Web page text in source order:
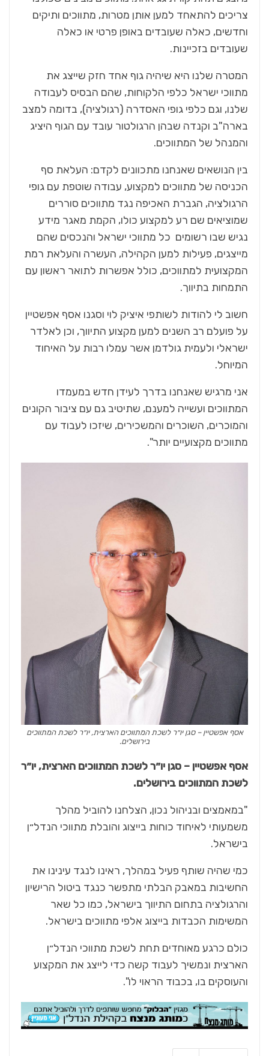
צריכים להתאחד למען אותן מטרות, מתווכים ותיקים
וחדשים, כאלה שעובדים באופן פרטי או כאלה
שעובדים בזכיינות.
המטרה שלנו היא שיהיה גוף אחד חזק שייצג את
מתווכי ישראל כלפי הלקוחות, שהם הבסיס לעבודה
שלנו, וגם כלפי גופי האסדרה (רגולציה), בדומה למצב
בארה"ב וקנדה שבהן הרגולטור עובד עם הגוף היציג
והמנהל של המתווכים.
בין הנושאים שאנחנו מתכוונים לקדם: העלאת סף
הכניסה של מתווכים למקצוע, עבודה שוטפת עם גופי
הרגולציה, הגברת האכיפה נגד מתווכים סוררים
שמוציאים שם רע למקצוע כולו, הקמת מאגר מידע
נגיש שבו רשומים כל מתווכי ישראל והנכסים שהם
מייצגים, פעילות למען הקהילה, העשרה והעלאת רמת
המקצועית למתווכים, כולל אפשרות לתואר ראשון עם
התמחות בתיווך.
חשוב לי להודות לשותפי איציק לוי וסגנו אסף אפשטיין
על פועלם רב השנים למען מקצוע התיווך, וכן לאלדר
ישראלי ולעמית גולדמן אשר עמלו רבות על האיחוד
המיוחל.
אני מרגיש שאנחנו בדרך לעידן חדש במעמדו
המתווכים ועשייה למענם, שתיטיב גם עם ציבור הקונים
והמוכרים, השוכרים והמשכירים, שיזכו לעבוד עם
מתווכים מקצועיים יותר".
אסף אפשטיין – סגן יו״ר לשכת המתווכים הארצית, יו״ר לשכת המתווכים
בירושלים.
אסף אפשטיין – סגן יו״ר לשכת המתווכים הארצית, יו״ר
לשכת המתווכים בירושלים.
"במאמצים ובניהול נכון, הצלחנו להוביל מהלך
משמעותי לאיחוד כוחות בייצוג והובלת מתווכי הנדל״ן
בישראל.
כמי שהיה שותף פעיל במהלך, ראינו לנגד עינינו את
החשיבות במאבק הבלתי מתפשר כנגד ביטול הרישיון
והרגולציה בתחום התיווך בישראל, כמו כל שאר
המשימות הכבדות בייצוג אלפי מתווכים בישראל.
כולם כרגע מאוחדים תחת לשכת מתווכי הנדל״ן
הארצית ונמשיך לעבוד קשה כדי לייצג את המקצוע
והעוסקים בו, בכבוד הראוי לו".